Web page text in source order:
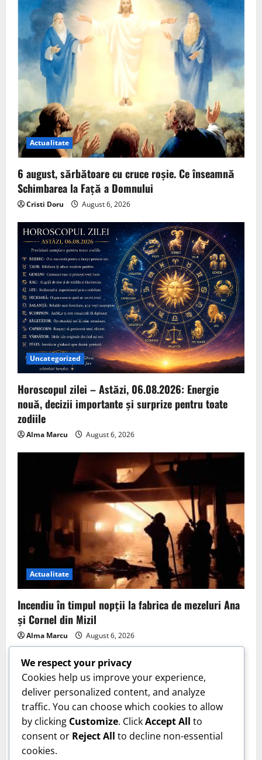
Actualitate
6 august, sărbătoare cu cruce roșie. Ce înseamnă
Schimbarea la Față a Domnului
Cristi Doru August 6, 2026
Uncategorized
Horoscopul zilei – Astăzi, 06.08.2026: Energie
nouă, decizii importante și surprize pentru toate
zodiile
Alma Marcu August 6, 2026
Actualitate
Incendiu în timpul nopții la fabrica de mezeluri Ana
și Cornel din Mizil
Alma Marcu August 6, 2026
We respect your privacy
Cookies help us improve your experience,
deliver personalized content, and analyze
traffic. You can choose which cookies to allow
by clicking Customize. ClickAccept All to
consent or Reject All to decline non-essential
cookies.